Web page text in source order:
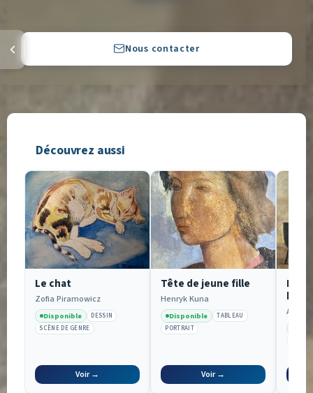
Nous contacter
Découvrez aussi
Le chat
Zofia Piramowicz
Disponible
DESSIN
SCÈNE DE GENRE
Voir →
Tête de jeune fille
Henryk Kuna
Disponible
TABLEAU
PORTRAIT
Voir →
Alice